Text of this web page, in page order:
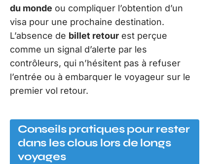
du monde ou compliquer l’obtention d’un
visa pour une prochaine destination.
L’absence de billet retour est perçue
comme un signal d’alerte par les
contrôleurs, qui n’hésitent pas à refuser
l’entrée ou à embarquer le voyageur sur le
premier vol retour.
Conseils pratiques pour rester
dans les clous lors de longs
voyages